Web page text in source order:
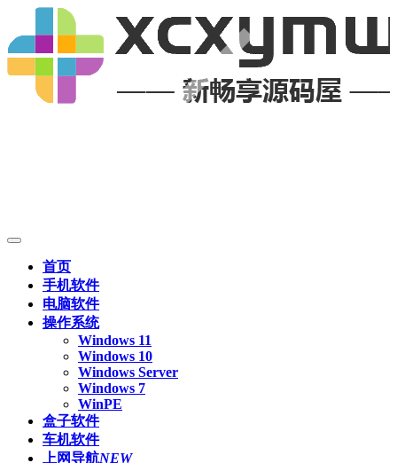
首页
手机软件
电脑软件
操作系统
Windows 11
Windows 10
Windows Server
Windows 7
WinPE
盒子软件
车机软件
上网导航NEW